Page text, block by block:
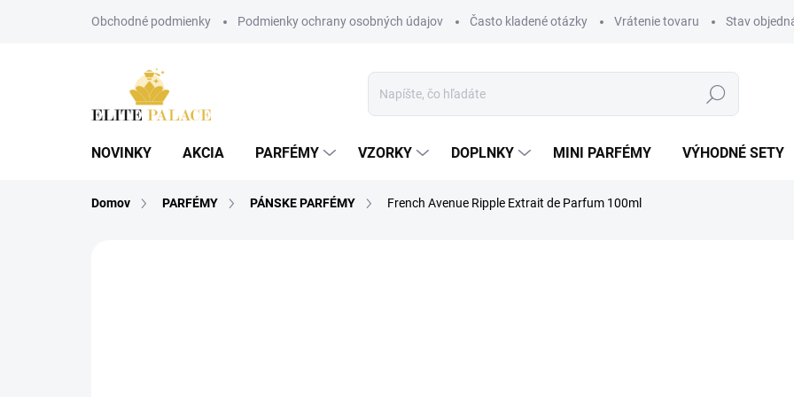
Obchodné podmienky Podmienky ochrany osobných údajov Často kladené otázky Vrátenie tovaru Stav
Hľadať
NOVINKY AKCIA PARFÉMY VZORKY DOPLNKY MINI PARFÉMY VÝHODNÉ SETY
Domov PARFÉMY PÁNSKE PARFÉMY French Avenue Ripple Extrait de Parfum 100ml